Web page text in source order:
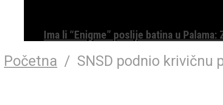
Ima li “Enigme” poslije batina u
Početna / SNSD podnio krivičnu